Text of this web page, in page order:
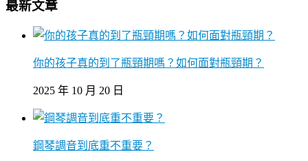
最新文章
你的孩子真的到了瓶頸期嗎？如何面對瓶頸期？
2025 年 10 月 20 日
鋼琴調音到底重不重要？